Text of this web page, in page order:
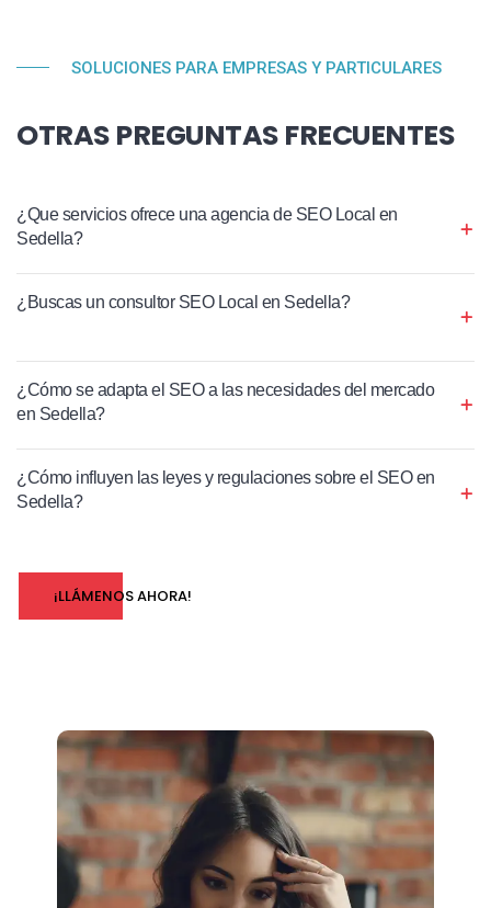
SOLUCIONES PARA EMPRESAS Y PARTICULARES
OTRAS PREGUNTAS FRECUENTES
¿Que servicios ofrece una agencia de SEO Local en
Sedella?
¿Buscas un consultor SEO Local en Sedella?
¿Cómo se adapta el SEO a las necesidades del mercado
en Sedella?
¿Cómo influyen las leyes y regulaciones sobre el SEO en
Sedella?
¡LLÁMENOS AHORA!